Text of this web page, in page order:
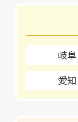
岐阜
愛知